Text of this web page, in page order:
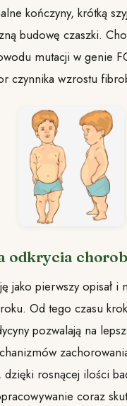
kończyny, krótką
budowę czaszki.
mutacji w genie
czynnika wzrostu
odkrycia
jako pierwszy opisał i
Od tego czasu
pozwalają na
dzięki rosnącej ilości
coraz